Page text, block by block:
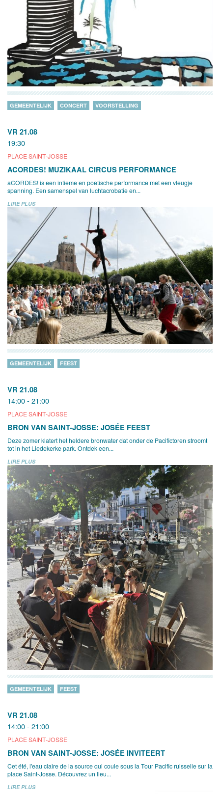
VR 21.08
19:30
PLACE SAINT-JOSSE
GEMEENTELIJK CONCERT VOORSTELLING
ACORDES! MUZIKAAL CIRCUS PERFORMANCE
aCORDES! is een intieme en poëtische performance met een vleugje
spanning. Een samenspel van luchtacrobatie en...
LIRE PLUS
VR 21.08
14:00 - 21:00
PLACE SAINT-JOSSE
GEMEENTELIJK FEEST
BRON VAN SAINT-JOSSE: JOSÉE FEEST
Deze zomer klatert het heldere bronwater dat onder de Pacifictoren stroomt
tot in het Liedekerke park. Ontdek een...
LIRE PLUS
VR 21.08
14:00 - 21:00
PLACE SAINT-JOSSE
GEMEENTELIJK FEEST
BRON VAN SAINT-JOSSE: JOSÉE INVITEERT
Cet été, l'eau claire de la source qui coule sous la Tour Pacific ruisselle sur la
place Saint-Josse. Découvrez un lieu...
LIRE PLUS